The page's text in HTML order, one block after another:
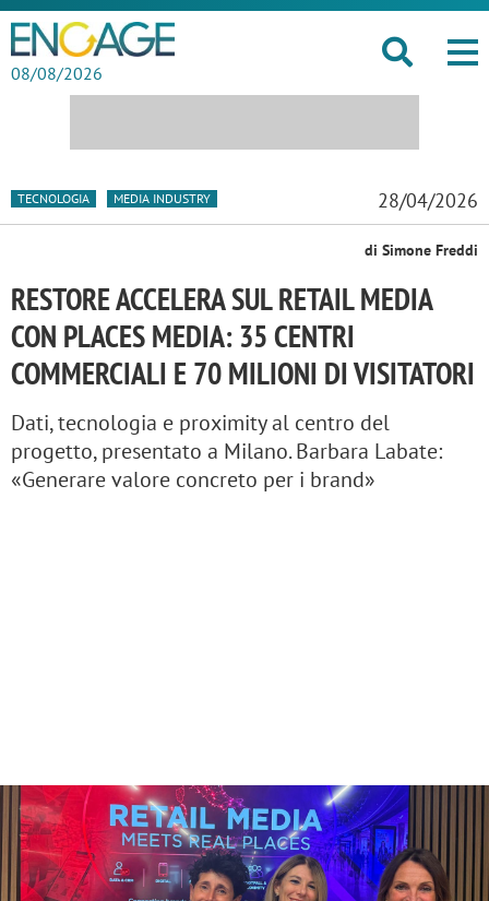
08/08/2026
TECNOLOGIA MEDIA INDUSTRY 28/04/2026
di Simone Freddi
RESTORE ACCELERA SUL RETAIL MEDIA
CON PLACES MEDIA: 35 CENTRI
COMMERCIALI E 70 MILIONI DI VISITATORI
Dati, tecnologia e proximity al centro del
progetto, presentato a Milano. Barbara Labate:
«Generare valore concreto per i brand»